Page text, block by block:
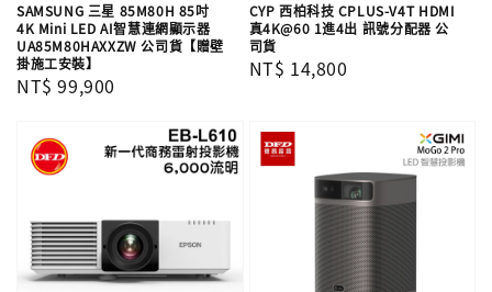
SAMSUNG 三星 85M80H 85吋
4K Mini LED AI智慧連網顯示器
UA85M80HAXXZW 公司貨【贈壁
掛施工安裝】
Regular
NT$ 99,900
CYP 西柏科技 CPLUS-V4T HDMI
真4K@60 1進4出 訊號分配器 公
司貨
Regular
NT$ 14,800